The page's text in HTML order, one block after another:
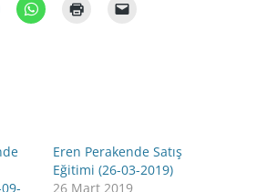
Eren Perakende Satış
Eğitimi (26-03-2019)
26 Mart 2019